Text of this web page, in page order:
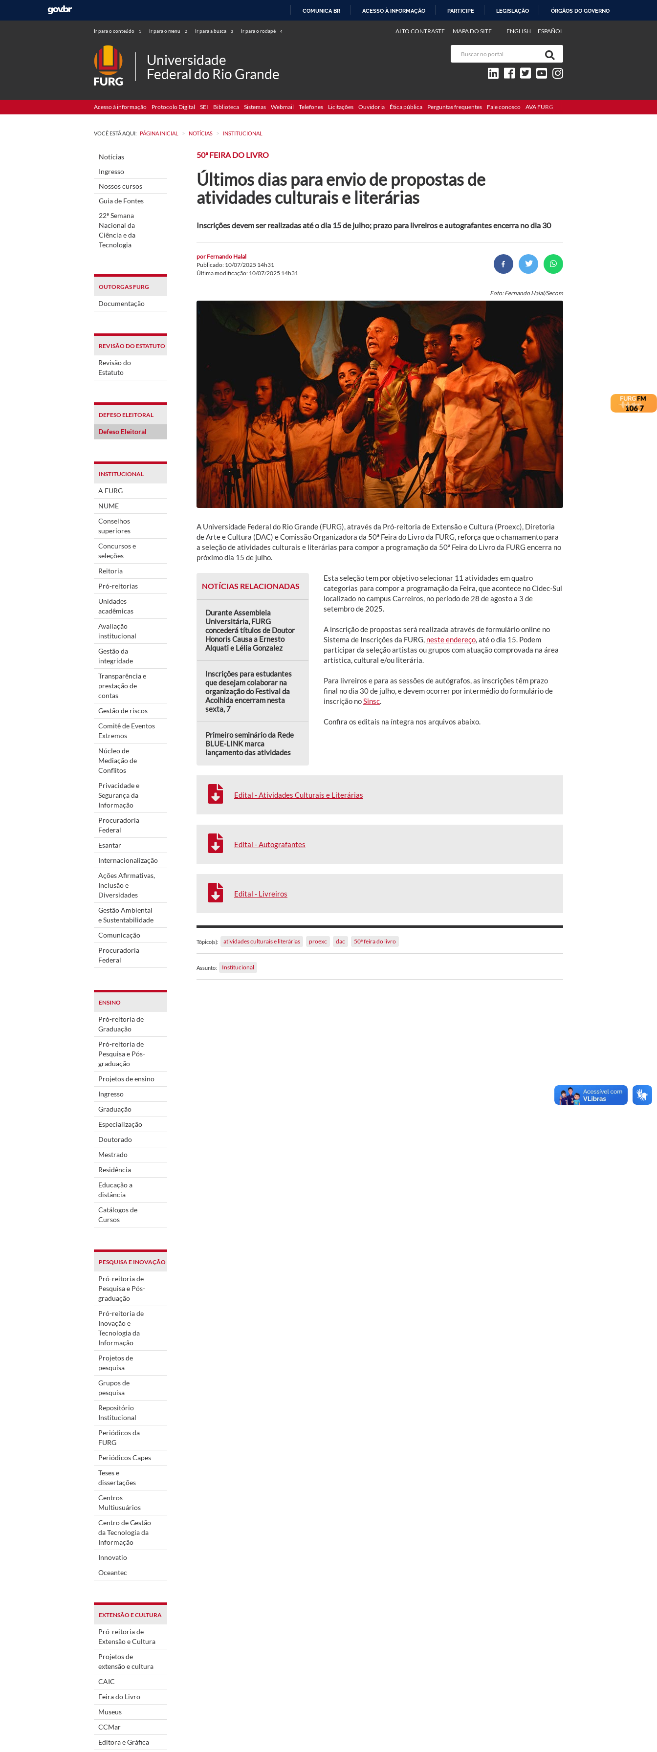
COMUNICA BR ACESSO À INFORMAÇÃO PARTICIPE LEGISLAÇÃO ÓRGÃOS DO GOVERNO
Ir para o conteúdo 1 Ir para o menu 2 Ir para a busca 3 Ir para o rodapé 4 ENGLISH ESPAÑOL
ALTO CONTRASTE MAPA DO SITE
Universidade
Federal do Rio Grande
Acesso à informação Protocolo Digital SEI Biblioteca Sistemas Webmail Telefones Licitações Ouvidoria Ética pública Perguntas frequentes Fale conosco AVA FURG
VOCÊ ESTÁ AQUI: PÁGINA INICIAL > NOTÍCIAS > INSTITUCIONAL
Notícias
Ingresso
Nossos cursos
Guia de Fontes
22ª Semana
Nacional da
Ciência e da
Tecnologia
OUTORGAS FURG
Documentação
REVISÃO DO ESTATUTO
Revisão do
Estatuto
DEFESO ELEITORAL
Defeso Eleitoral
INSTITUCIONAL
A FURG
NUME
Conselhos
superiores
Concursos e
seleções
Reitoria
Pró-reitorias
Unidades
acadêmicas
Avaliação
institucional
Gestão da
integridade
Transparência e
prestação de
contas
Gestão de riscos
Comitê de Eventos
Extremos
Núcleo de
Mediação de
Conflitos
Privacidade e
Segurança da
Informação
Procuradoria
Federal
Esantar
Internacionalização
Ações Afirmativas,
Inclusão e
Diversidades
Gestão Ambiental
e Sustentabilidade
Comunicação
Procuradoria
Federal
ENSINO
Pró-reitoria de
Graduação
Pró-reitoria de
Pesquisa e Pós-
graduação
Projetos de ensino
Ingresso
Graduação
Especialização
Doutorado
Mestrado
Residência
Educação a
distância
Catálogos de
Cursos
PESQUISA E INOVAÇÃO
Pró-reitoria de
Pesquisa e Pós-
graduação
Pró-reitoria de
Inovação e
Tecnologia da
Informação
Projetos de
pesquisa
Grupos de
pesquisa
Repositório
Institucional
Periódicos da
FURG
Periódicos Capes
Teses e
dissertações
Centros
Multiusuários
Centro de Gestão
da Tecnologia da
Informação
Innovatio
Oceantec
EXTENSÃO E CULTURA
Pró-reitoria de
Extensão e Cultura
Projetos de
extensão e cultura
CAIC
Feira do Livro
Museus
CCMar
Editora e Gráfica
50ª FEIRA DO LIVRO
Últimos dias para envio de propostas de
atividades culturais e literárias
Inscrições devem ser realizadas até o dia 15 de julho; prazo para livreiros e autografantes encerra no dia 30
por Fernando Halal
Publicado: 10/07/2025 14h31
Última modificação: 10/07/2025 14h31
Foto: Fernando Halal/Secom
A Universidade Federal do Rio Grande (FURG), através da Pró-reitoria de Extensão e Cultura (Proexc), Diretoria
de Arte e Cultura (DAC) e Comissão Organizadora da 50ª Feira do Livro da FURG, reforça que o chamamento para
a seleção de atividades culturais e literárias para compor a programação da 50ª Feira do Livro da FURG encerra no
próximo dia 15 de julho.
NOTÍCIAS RELACIONADAS
Durante Assembleia
Universitária, FURG
concederá títulos de Doutor
Honoris Causa a Ernesto
Alquati e Lélia Gonzalez
Inscrições para estudantes
que desejam colaborar na
organização do Festival da
Acolhida encerram nesta
sexta, 7
Primeiro seminário da Rede
BLUE-LINK marca
lançamento das atividades
Esta seleção tem por objetivo selecionar 11 atividades em quatro
categorias para compor a programação da Feira, que acontece no Cidec-Sul
localizado no campus Carreiros, no período de 28 de agosto a 3 de
setembro de 2025.
A inscrição de propostas será realizada através de formulário online no
Sistema de Inscrições da FURG, neste endereço , até o dia 15. Podem
participar da seleção artistas ou grupos com atuação comprovada na área
artística, cultural e/ou literária.
Para livreiros e para as sessões de autógrafos, as inscrições têm prazo
final no dia 30 de julho, e devem ocorrer por intermédio do formulário de
inscrição no Sinsc
Confira os editais na íntegra nos arquivos abaixo.
Edital - Atividades Culturais e Literárias
Edital - Autografantes
Edital - Livreiros
Tópico(s): atividades culturais e literárias proexc dac 50ª feira do livro
Assunto: Institucional